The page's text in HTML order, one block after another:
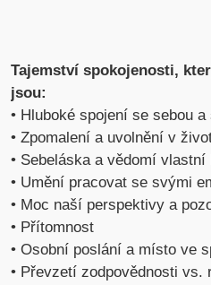
Tajemství spokojenosti,
jsou:
• Hluboké spojení se sebou
• Zpomalení a uvolnění v
• Sebeláska a vědomí vlastní
• Umění pracovat se svými
• Moc naší perspektivy a
• Přítomnost
• Osobní poslání a místo ve
• Převzetí zodpovědnosti vs.